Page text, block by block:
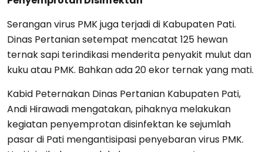
Serangan virus PMK juga terjadi di Kabupaten Pati.
Dinas Pertanian setempat mencatat 125 hewan
ternak sapi terindikasi menderita penyakit mulut dan
kuku atau PMK. Bahkan ada 20 ekor ternak yang mati.
Kabid Peternakan Dinas Pertanian Kabupaten Pati,
Andi Hirawadi mengatakan, pihaknya melakukan
kegiatan penyemprotan disinfektan ke sejumlah
pasar di Pati mengantisipasi penyebaran virus PMK.